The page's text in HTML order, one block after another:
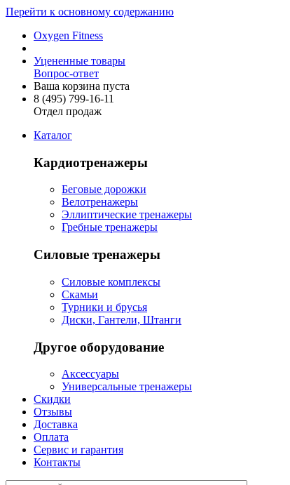
Перейти к основному содержанию
Oxygen Fitness
Уцененные товары
Вопрос-ответ
Ваша корзина пуста
8 (495) 799-16-11
Отдел продаж
Каталог
Кардиотренажеры
Беговые дорожки
Велотренажеры
Эллиптические тренажеры
Гребные тренажеры
Силовые тренажеры
Силовые комплексы
Скамьи
Турники и брусья
Диски, Гантели, Штанги
Другое оборудование
Аксессуары
Универсальные тренажеры
Скидки
Отзывы
Доставка
Оплата
Сервис и гарантия
Контакты